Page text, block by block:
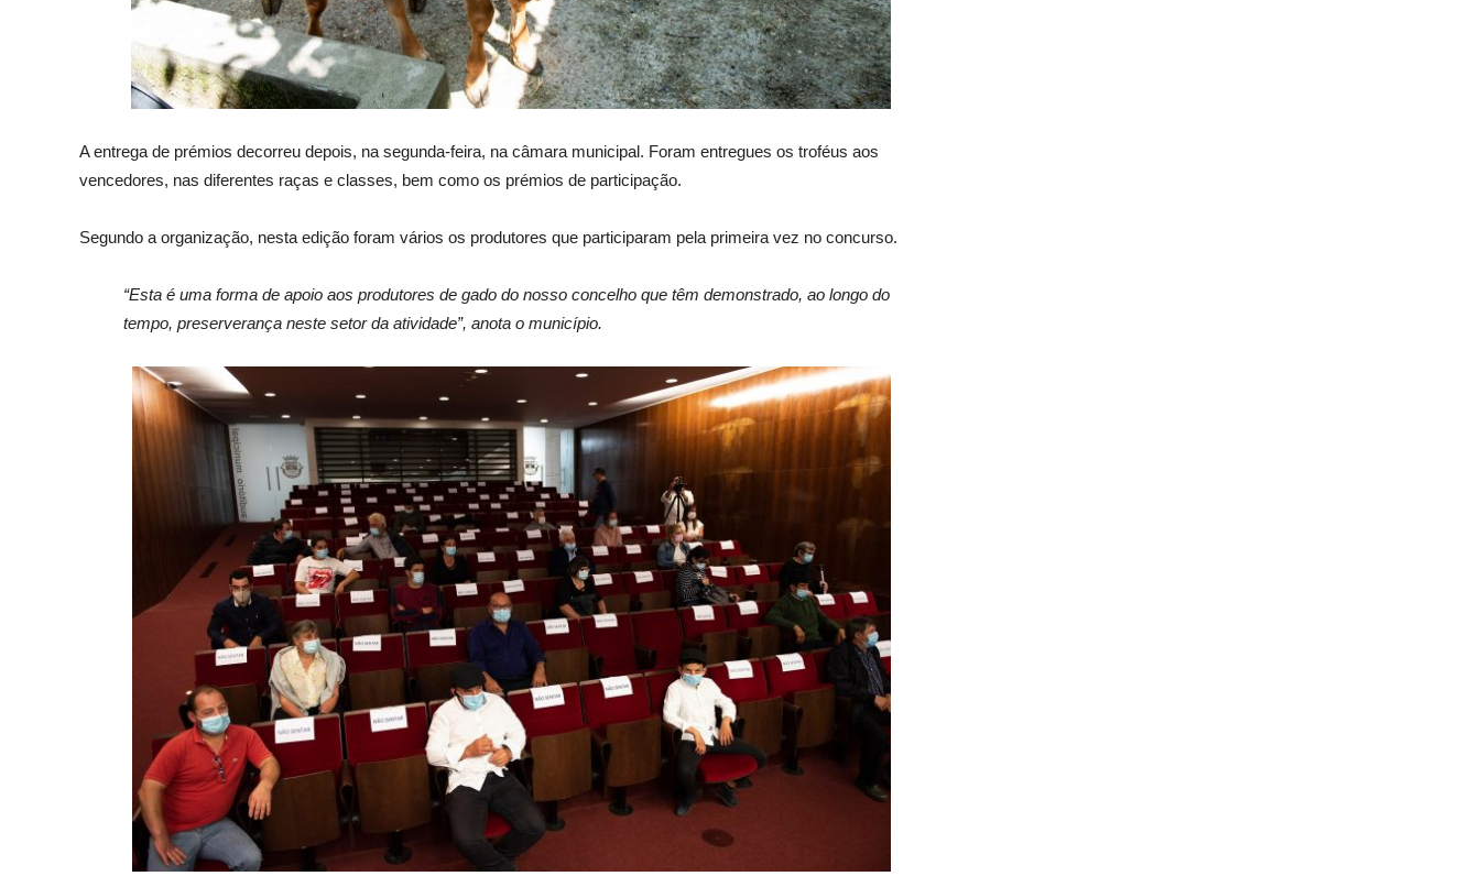
A entrega de prémios decorreu depois, na segunda-feira, na câmara municipal. Foram entregues os troféus aos
vencedores, nas diferentes raças e classes, bem como os prémios de participação.
Segundo a organização, nesta edição foram vários os produtores que participaram pela primeira vez no concurso.
“Esta é uma forma de apoio aos produtores de gado do nosso concelho que têm demonstrado, ao longo do
tempo, preserverança neste setor da atividade”, anota o município.